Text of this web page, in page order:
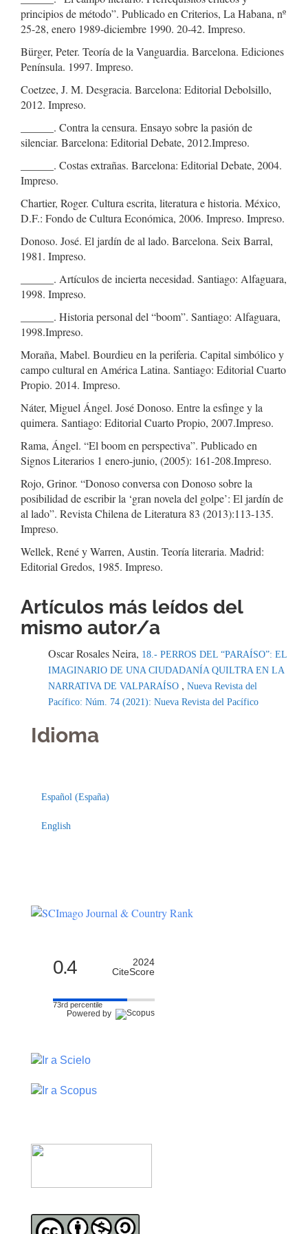
principios de método”. Publicado en Criterios, La Habana, nº
25-28, enero 1989-diciembre 1990. 20-42. Impreso.
Bürger, Peter. Teoría de la Vanguardia. Barcelona. Ediciones
Península. 1997. Impreso.
Coetzee, J. M. Desgracia. Barcelona: Editorial Debolsillo,
2012. Impreso.
______. Contra la censura. Ensayo sobre la pasión de
silenciar. Barcelona: Editorial Debate, 2012.Impreso.
______. Costas extrañas. Barcelona: Editorial Debate, 2004.
Impreso.
Chartier, Roger. Cultura escrita, literatura e historia. México,
D.F.: Fondo de Cultura Económica, 2006. Impreso. Impreso.
Donoso. José. El jardín de al lado. Barcelona. Seix Barral,
1981. Impreso.
______. Artículos de incierta necesidad. Santiago: Alfaguara,
1998. Impreso.
______. Historia personal del “boom”. Santiago: Alfaguara,
1998.Impreso.
Moraña, Mabel. Bourdieu en la periferia. Capital simbólico y
campo cultural en América Latina. Santiago: Editorial Cuarto
Propio. 2014. Impreso.
Náter, Miguel Ángel. José Donoso. Entre la esfinge y la
quimera. Santiago: Editorial Cuarto Propio, 2007.Impreso.
Rama, Ángel. “El boom en perspectiva”. Publicado en
Signos Literarios 1 enero-junio, (2005): 161-208.Impreso.
Rojo, Grinor. “Donoso conversa con Donoso sobre la
posibilidad de escribir la ‘gran novela del golpe’: El jardín de
al lado”. Revista Chilena de Literatura 83 (2013):113-135.
Impreso.
Wellek, René y Warren, Austin. Teoría literaria. Madrid:
Editorial Gredos, 1985. Impreso.
Artículos más leídos del
mismo autor/a
Oscar Rosales Neira, 18.- PERROS DEL “PARAÍSO”: EL
IMAGINARIO DE UNA CIUDADANÍA QUILTRA EN LA
NARRATIVA DE VALPARAÍSO , Nueva Revista del
Pacífico: Núm. 74 (2021): Nueva Revista del Pacífico
Idioma
Español (España)
English
Indexaciones
0.4
2024
CiteScore
73rd percentile
Powered by
Licencia